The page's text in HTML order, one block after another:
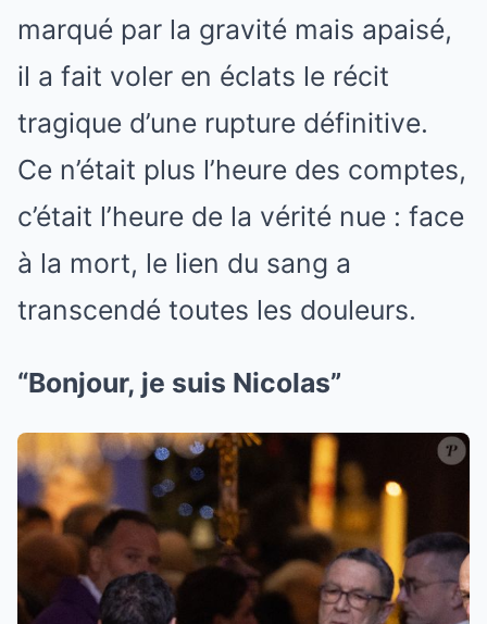
marqué par la gravité mais apaisé,
il a fait voler en éclats le récit
tragique d’une rupture définitive.
Ce n’était plus l’heure des comptes,
c’était l’heure de la vérité nue : face
à la mort, le lien du sang a
transcendé toutes les douleurs.
“Bonjour, je suis Nicolas”